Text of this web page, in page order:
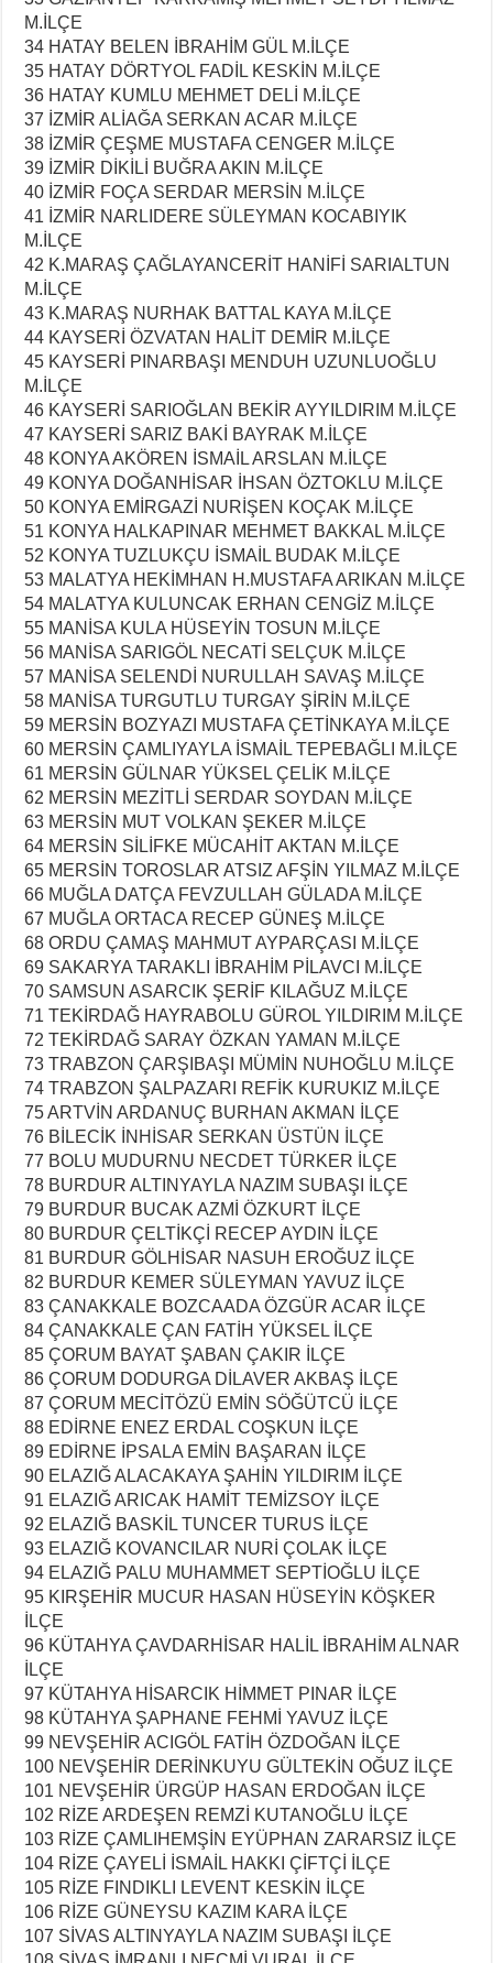
M.İLÇE
34 HATAY BELEN İBRAHİM GÜL M.İLÇE
35 HATAY DÖRTYOL FADİL KESKİN M.İLÇE
36 HATAY KUMLU MEHMET DELİ M.İLÇE
37 İZMİR ALİAĞA SERKAN ACAR M.İLÇE
38 İZMİR ÇEŞME MUSTAFA CENGER M.İLÇE
39 İZMİR DİKİLİ BUĞRA AKIN M.İLÇE
40 İZMİR FOÇA SERDAR MERSİN M.İLÇE
41 İZMİR NARLIDERE SÜLEYMAN KOCABIYIK
M.İLÇE
42 K.MARAŞ ÇAĞLAYANCERİT HANİFİ SARIALTUN
M.İLÇE
43 K.MARAŞ NURHAK BATTAL KAYA M.İLÇE
44 KAYSERİ ÖZVATAN HALİT DEMİR M.İLÇE
45 KAYSERİ PINARBAŞI MENDUH UZUNLUOĞLU
M.İLÇE
46 KAYSERİ SARIOĞLAN BEKİR AYYILDIRIM M.İLÇE
47 KAYSERİ SARIZ BAKİ BAYRAK M.İLÇE
48 KONYA AKÖREN İSMAİL ARSLAN M.İLÇE
49 KONYA DOĞANHİSAR İHSAN ÖZTOKLU M.İLÇE
50 KONYA EMİRGAZİ NURİŞEN KOÇAK M.İLÇE
51 KONYA HALKAPINAR MEHMET BAKKAL M.İLÇE
52 KONYA TUZLUKÇU İSMAİL BUDAK M.İLÇE
53 MALATYA HEKİMHAN H.MUSTAFA ARIKAN M.İLÇE
54 MALATYA KULUNCAK ERHAN CENGİZ M.İLÇE
55 MANİSA KULA HÜSEYİN TOSUN M.İLÇE
56 MANİSA SARIGÖL NECATİ SELÇUK M.İLÇE
57 MANİSA SELENDİ NURULLAH SAVAŞ M.İLÇE
58 MANİSA TURGUTLU TURGAY ŞİRİN M.İLÇE
59 MERSİN BOZYAZI MUSTAFA ÇETİNKAYA M.İLÇE
60 MERSİN ÇAMLIYAYLA İSMAİL TEPEBAĞLI M.İLÇE
61 MERSİN GÜLNAR YÜKSEL ÇELİK M.İLÇE
62 MERSİN MEZİTLİ SERDAR SOYDAN M.İLÇE
63 MERSİN MUT VOLKAN ŞEKER M.İLÇE
64 MERSİN SİLİFKE MÜCAHİT AKTAN M.İLÇE
65 MERSİN TOROSLAR ATSIZ AFŞİN YILMAZ M.İLÇE
66 MUĞLA DATÇA FEVZULLAH GÜLADA M.İLÇE
67 MUĞLA ORTACA RECEP GÜNEŞ M.İLÇE
68 ORDU ÇAMAŞ MAHMUT AYPARÇASI M.İLÇE
69 SAKARYA TARAKLI İBRAHİM PİLAVCI M.İLÇE
70 SAMSUN ASARCIK ŞERİF KILAĞUZ M.İLÇE
71 TEKİRDAĞ HAYRABOLU GÜROL YILDIRIM M.İLÇE
72 TEKİRDAĞ SARAY ÖZKAN YAMAN M.İLÇE
73 TRABZON ÇARŞIBAŞI MÜMİN NUHOĞLU M.İLÇE
74 TRABZON ŞALPAZARI REFİK KURUKIZ M.İLÇE
75 ARTVİN ARDANUÇ BURHAN AKMAN İLÇE
76 BİLECİK İNHİSAR SERKAN ÜSTÜN İLÇE
77 BOLU MUDURNU NECDET TÜRKER İLÇE
78 BURDUR ALTINYAYLA NAZIM SUBAŞI İLÇE
79 BURDUR BUCAK AZMİ ÖZKURT İLÇE
80 BURDUR ÇELTİKÇİ RECEP AYDIN İLÇE
81 BURDUR GÖLHİSAR NASUH EROĞUZ İLÇE
82 BURDUR KEMER SÜLEYMAN YAVUZ İLÇE
83 ÇANAKKALE BOZCAADA ÖZGÜR ACAR İLÇE
84 ÇANAKKALE ÇAN FATİH YÜKSEL İLÇE
85 ÇORUM BAYAT ŞABAN ÇAKIR İLÇE
86 ÇORUM DODURGA DİLAVER AKBAŞ İLÇE
87 ÇORUM MECİTÖZÜ EMİN SÖĞÜTCÜ İLÇE
88 EDİRNE ENEZ ERDAL COŞKUN İLÇE
89 EDİRNE İPSALA EMİN BAŞARAN İLÇE
90 ELAZIĞ ALACAKAYA ŞAHİN YILDIRIM İLÇE
91 ELAZIĞ ARICAK HAMİT TEMİZSOY İLÇE
92 ELAZIĞ BASKİL TUNCER TURUS İLÇE
93 ELAZIĞ KOVANCILAR NURİ ÇOLAK İLÇE
94 ELAZIĞ PALU MUHAMMET SEPTİOĞLU İLÇE
95 KIRŞEHİR MUCUR HASAN HÜSEYİN KÖŞKER
İLÇE
96 KÜTAHYA ÇAVDARHİSAR HALİL İBRAHİM ALNAR
İLÇE
97 KÜTAHYA HİSARCIK HİMMET PINAR İLÇE
98 KÜTAHYA ŞAPHANE FEHMİ YAVUZ İLÇE
99 NEVŞEHİR ACIGÖL FATİH ÖZDOĞAN İLÇE
100 NEVŞEHİR DERİNKUYU GÜLTEKİN OĞUZ İLÇE
101 NEVŞEHİR ÜRGÜP HASAN ERDOĞAN İLÇE
102 RİZE ARDEŞEN REMZİ KUTANOĞLU İLÇE
103 RİZE ÇAMLIHEMŞİN EYÜPHAN ZARARSIZ İLÇE
104 RİZE ÇAYELİ İSMAİL HAKKI ÇİFTÇİ İLÇE
105 RİZE FINDIKLI LEVENT KESKİN İLÇE
106 RİZE GÜNEYSU KAZIM KARA İLÇE
107 SİVAS ALTINYAYLA NAZIM SUBAŞI İLÇE